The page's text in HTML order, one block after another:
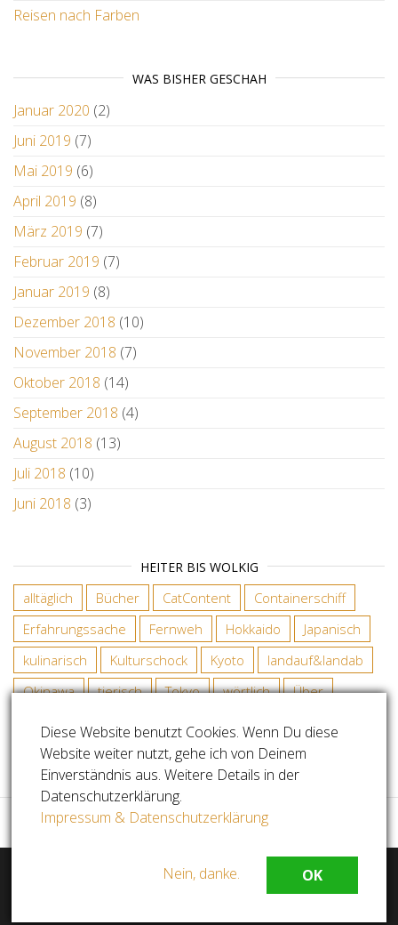
Reisen nach Farben
WAS BISHER GESCHAH
Januar 2020 (2)
Juni 2019 (7)
Mai 2019 (6)
April 2019 (8)
März 2019 (7)
Februar 2019 (7)
Januar 2019 (8)
Dezember 2018 (10)
November 2018 (7)
Oktober 2018 (14)
September 2018 (4)
August 2018 (13)
Juli 2018 (10)
Juni 2018 (3)
HEITER BIS WOLKIG
alltäglich Bücher CatContent
Containerschiff
Erfahrungssache
Fernweh Hokkaido
Japanisch
kulinarisch
Kulturschock Kyoto
landauf&landab
Okinawa
tierisch Tokyo wörtlich Über
COPYRIGHT SABINE RADDATZ
Stolz präsentiert vonWordPress Theme:Master
Diese Website benutzt Cookies. Wenn Du diese
Website weiter nutzt, gehe ich von Deinem
Einverständnis aus. Weitere Details in der
Datenschutzerklärung.
Impressum & Datenschutzerklärung
OK
Nein, danke.